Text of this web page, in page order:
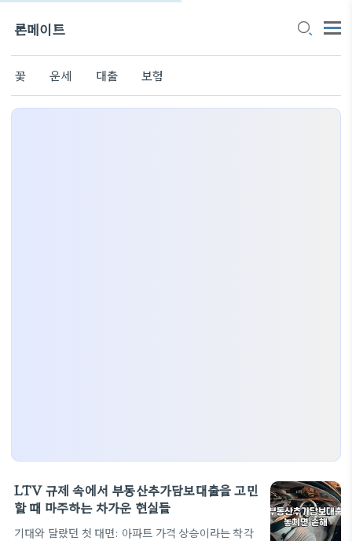
론메이트
꽃 운세 대출 보험
LTV 규제 속에서 부동산추가담보대출을 고민
할 때 마주하는 차가운 현실들
기대와 달랐던 첫 대면: 아파트 가격 상승이라는 착각